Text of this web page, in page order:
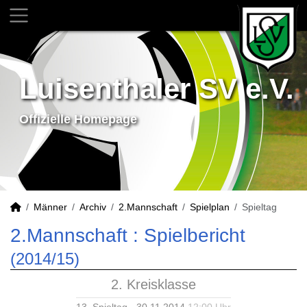
Luisenthaler SV e.V.
Offizielle Homepage
Männer Archiv 2.Mannschaft Spielplan Spieltag
2.Mannschaft : Spielbericht
(2014/15)
2. Kreisklasse